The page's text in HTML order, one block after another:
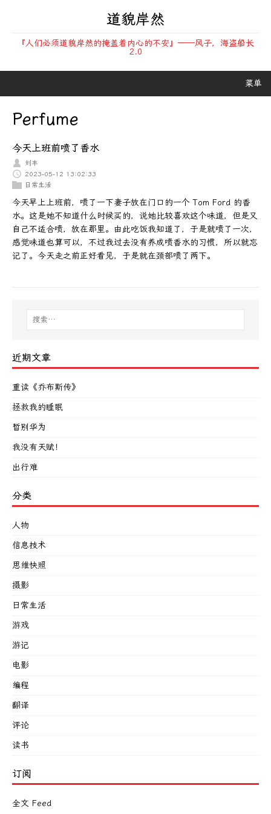
道貌岸然
『人们必须道貌岸然的掩盖着内心的不安』——风子，海盗船长
2.0
菜单
Perfume
今天上班前喷了香水
刘丰
2023-05-12 13:02:33
日常生活
今天早上上班前，喷了一下妻子放在门口的一个 Tom Ford 的香
水。这是她不知道什么时候买的，说她比较喜欢这个味道，但是又
自己不适合喷，放在那里。由此吃饭我知道了，于是就喷了一次，
感觉味道也算可以，不过我过去没有养成喷香水的习惯，所以就忘
记了。今天走之前正好看见，于是就在颈部喷了两下。
近期文章
重读《乔布斯传》
拯救我的睡眠
暂别华为
我没有天赋！
出行难
分类
人物
信息技术
思维快照
摄影
日常生活
游戏
游记
电影
编程
翻译
评论
读书
订阅
全文 Feed